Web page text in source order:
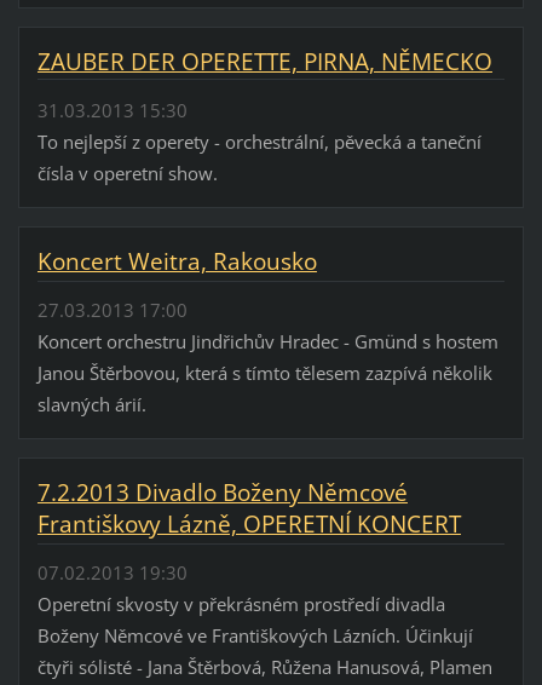
ZAUBER DER OPERETTE, PIRNA, NĚMECKO
31.03.2013 15:30
To nejlepší z operety - orchestrální, pěvecká a taneční
čísla v operetní show.
Koncert Weitra, Rakousko
27.03.2013 17:00
Koncert orchestru Jindřichův Hradec - Gmünd s hostem
Janou Štěrbovou, která s tímto tělesem zazpívá několik
slavných árií.
7.2.2013 Divadlo Boženy Němcové
Františkovy Lázně, OPERETNÍ KONCERT
07.02.2013 19:30
Operetní skvosty v překrásném prostředí divadla
Boženy Němcové ve Františkových Lázních. Účinkují
čtyři sólisté - Jana Štěrbová, Růžena Hanusová, Plamen